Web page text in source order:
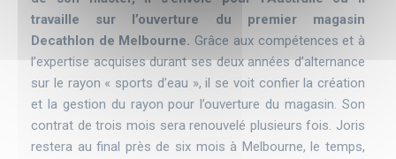
travaille sur l’ouverture du premier magasin
Decathlon de Melbourne. Grâce aux compétences et à
l’expertise acquises durant ses deux années d’alternance
sur le rayon « sports d’eau », il se voit confier la création
et la gestion du rayon pour l’ouverture du magasin. Son
contrat de trois mois sera renouvelé plusieurs fois. Joris
restera au final près de six mois à Melbourne, le temps,